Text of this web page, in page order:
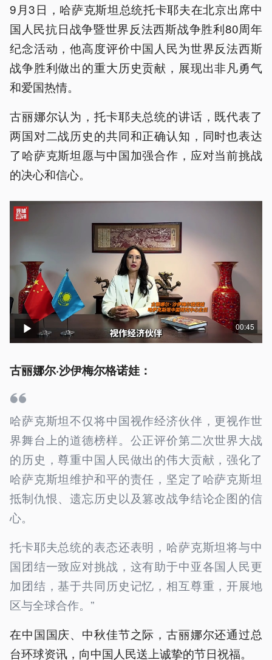
9月3日，哈萨克斯坦总统托卡耶夫在北京出席中
国人民抗日战争暨世界反法西斯战争胜利80周年
纪念活动，他高度评价中国人民为世界反法西斯
战争胜利做出的重大历史贡献，展现出非凡勇气
和爱国热情。
古丽娜尔认为，托卡耶夫总统的讲话，既代表了
两国对二战历史的共同和正确认知，同时也表达
了哈萨克斯坦愿与中国加强合作，应对当前挑战
的决心和信心。
00:45
古丽娜尔·沙伊梅尔格诺娃：
哈萨克斯坦不仅将中国视作经济伙伴，更视作世
界舞台上的道德榜样。公正评价第二次世界大战
的历史，尊重中国人民做出的伟大贡献，强化了
哈萨克斯坦维护和平的责任，坚定了哈萨克斯坦
抵制仇恨、遗忘历史以及篡改战争结论企图的信
心。
托卡耶夫总统的表态还表明，哈萨克斯坦将与中
国团结一致应对挑战，这有助于中亚各国人民更
加团结，基于共同历史记忆，相互尊重，开展地
区与全球合作。”
在中国国庆、中秋佳节之际，古丽娜尔还通过总
台环球资讯，向中国人民送上诚挚的节日祝福。